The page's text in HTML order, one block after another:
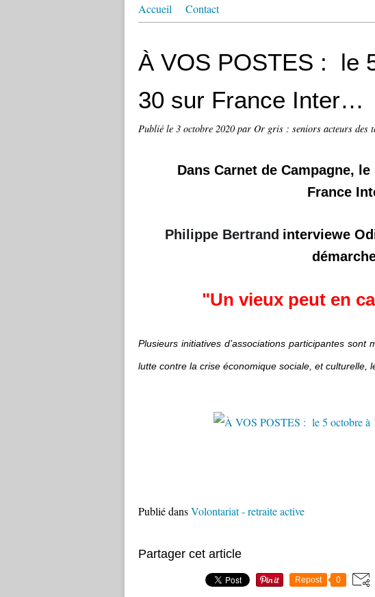
Accueil Contact
À VOS POSTES : le
30 sur France Inter…
Publié le 3 octobre 2020par Or gris : seniors acteurs des
Dans Carnet de Campagne,
France
Philippe Bertrand interviewe
"Un vieux peut en
Plusieurs initiatives d’associations participantes
lutte contre la crise économique sociale, et culturelle,
Publié dansVolontariat - retraite active
Partager cet article
Repost 0